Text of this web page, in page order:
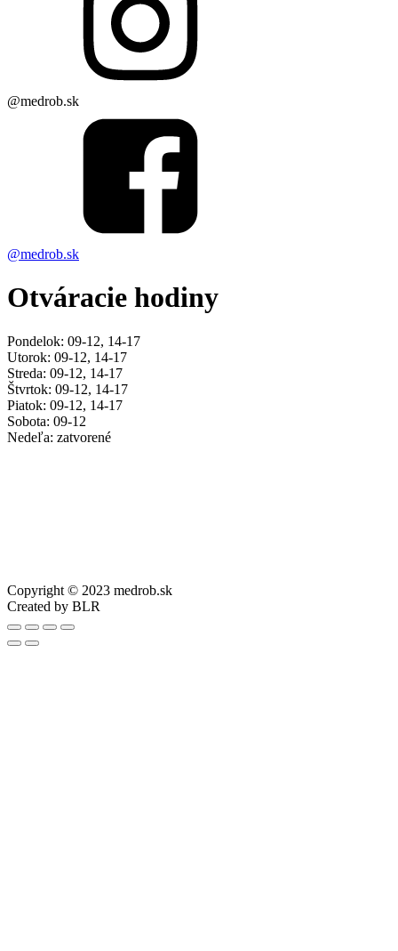
@medrob.sk
@medrob.sk
Otváracie hodiny
Pondelok: 09-12, 14-17
Utorok: 09-12, 14-17
Streda: 09-12, 14-17
Štvrtok: 09-12, 14-17
Piatok: 09-12, 14-17
Sobota: 09-12
Nedeľa: zatvorené
Copyright © 2023 medrob.sk
Created by BLR